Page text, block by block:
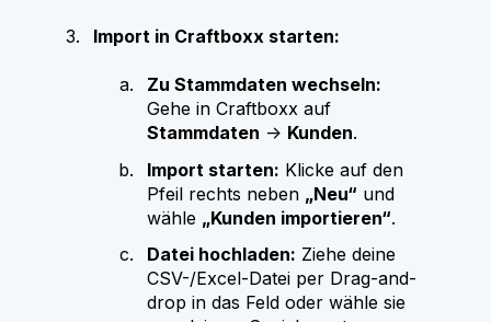
Import in Craftboxx starten:
Zu Stammdaten wechseln:
Gehe in Craftboxx auf
Stammdaten → Kunden.
Import starten: Klicke auf den
Pfeil rechts neben „Neu“ und
wähle „Kunden importieren“.
Datei hochladen: Ziehe deine
CSV-/Excel-Datei per Drag-and-
drop in das Feld oder wähle sie